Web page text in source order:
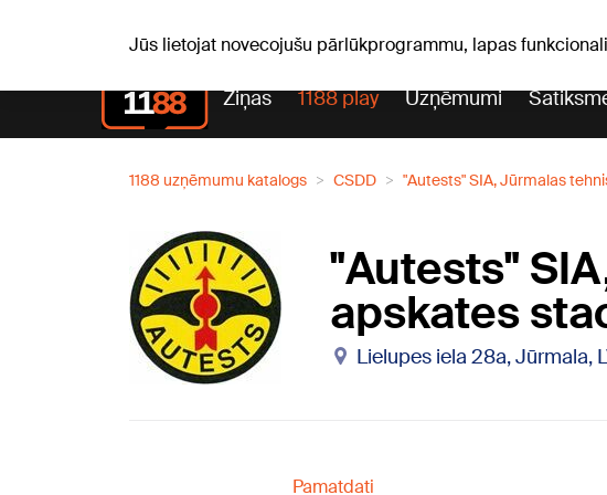
Jūs lietojat novecojušu pārlūkprogrammu, lapas
Ziņas 1188 play Uzņēmumi
1188 uzņēmumu katalogs CSDD "Autests" SIA, Jūrmalas
"Autests"
apskates
Lielupes iela 28a, Jūrmala,
Pamatdati